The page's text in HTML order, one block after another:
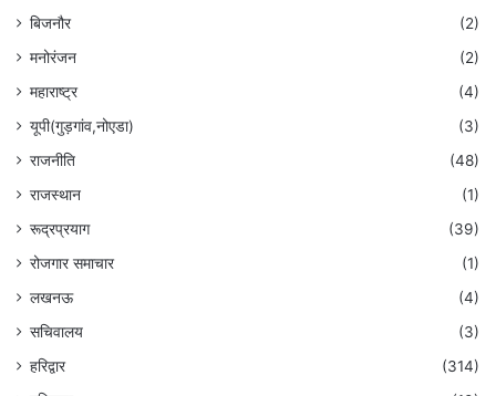
बिजनौर
(2)
मनोरंजन
(2)
महाराष्ट्र
(4)
यूपी(गुड़गांव,नोएडा)
(3)
राजनीति
(48)
राजस्थान
(1)
रूद्रप्रयाग
(39)
रोजगार समाचार
(1)
लखनऊ
(4)
सचिवालय
(3)
हरिद्वार
(314)